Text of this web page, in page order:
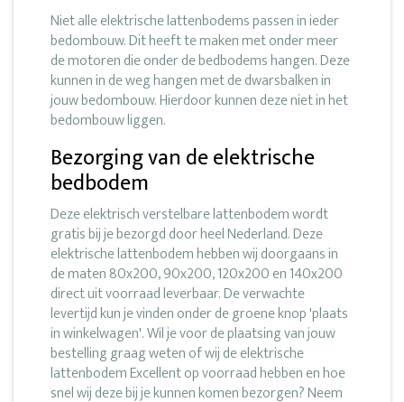
Niet alle elektrische lattenbodems passen in ieder
bedombouw. Dit heeft te maken met onder meer
de motoren die onder de bedbodems hangen. Deze
kunnen in de weg hangen met de dwarsbalken in
jouw bedombouw. Hierdoor kunnen deze niet in het
bedombouw liggen.
Bezorging van de elektrische
bedbodem
Deze elektrisch verstelbare lattenbodem wordt
gratis bij je bezorgd door heel Nederland. Deze
elektrische lattenbodem hebben wij doorgaans in
de maten 80x200, 90x200, 120x200 en 140x200
direct uit voorraad leverbaar. De verwachte
levertijd kun je vinden onder de groene knop 'plaats
in winkelwagen'. Wil je voor de plaatsing van jouw
bestelling graag weten of wij de elektrische
lattenbodem Excellent op voorraad hebben en hoe
snel wij deze bij je kunnen komen bezorgen? Neem